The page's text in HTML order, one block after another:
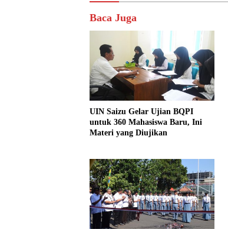
Baca Juga
UIN Saizu Gelar Ujian BQPI
untuk 360 Mahasiswa Baru, Ini
Materi yang Diujikan